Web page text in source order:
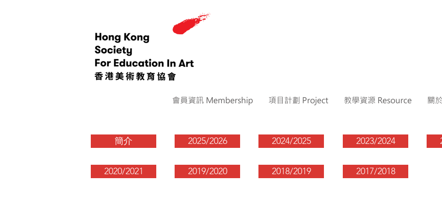
會員資訊 Membership 項目計劃 Project 教學資源 Resource 關
簡介
2020/2021
2025/2026
2019/2020
2024/2025
2018/2019
2023/2024
2017/2018